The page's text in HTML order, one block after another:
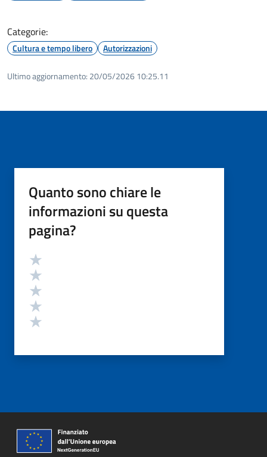
Categorie:
Cultura e tempo libero Autorizzazioni
Ultimo aggiornamento: 20/05/2026 10:25.11
Quanto sono chiare le
informazioni su questa
pagina?
Valutazione